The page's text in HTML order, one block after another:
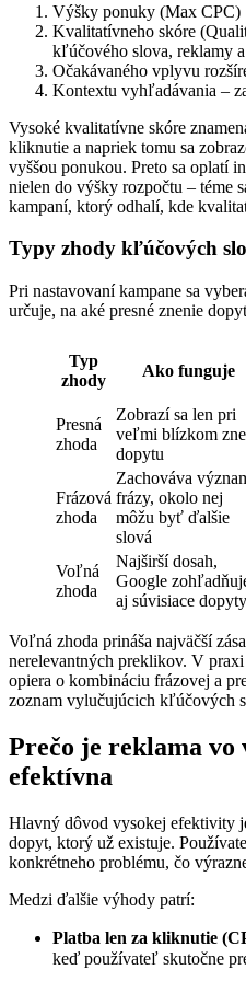
Výšky ponuky (Max CPC)
Kvalitatívneho skóre
kľúčového slova, reklamy
Očakávaného vplyvu
Kontextu vyhľadávania –
Vysoké kvalitatívne skóre
kliknutie a napriek tomu sa
vyššou ponukou. Preto sa oplatí
nielen do výšky rozpočtu – téme
kampaní, ktorý odhalí, kde
Typy zhody kľúčových
Pri nastavovaní kampane sa
určuje, na aké presné znenie
Typ
zhody
Ako funguje
Presná
zhoda
Zobrazí sa len pri
veľmi blízkom
dopytu
Frázová
zhoda
Zachováva
frázy, okolo nej
môžu byť ďalšie
slová
Voľná
zhoda
Najširší dosah,
Google
aj súvisiace dopyty
Voľná zhoda prináša najväčší
nerelevantných preklikov. V praxi
opiera o kombináciu frázovej a
zoznam vylučujúcich kľúčových
Prečo je reklama
efektívna
Hlavný dôvod vysokej efektivity
dopyt, ktorý už existuje.
konkrétneho problému, čo
Medzi ďalšie výhody patrí:
Platba len za kliknutie
keď používateľ skutočne